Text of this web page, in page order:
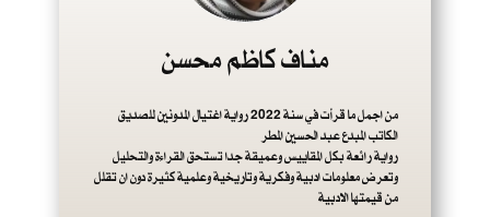
مناف كاظم محسن
من اجمل ما قرأت في سنة 2022 رواية اغتيال المدونين للصديق
الكاتب المبدع عبد الحسين المطر
رواية رائعة بكل المقاييس وعميقة جدا تستحق القراءة والتحليل
وتعرض معلومات ادبية وفكرية وتاريخية وعلمية كثيرة دون ان تقلل
من قيمتها الادبية